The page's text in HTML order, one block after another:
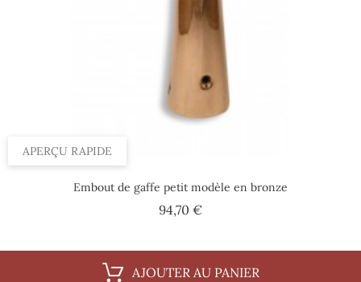
APERÇU RAPIDE
Embout de gaffe petit modèle en bronze
94,70 €Prix
AJOUTER AU PANIER